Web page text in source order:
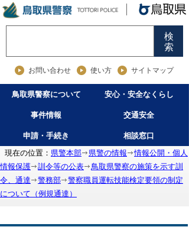
検
索
お問い合わせ 使い方 サイトマップ
鳥取県警察について 安心・安全なくらし
事件情報 交通安全
申請・手続き
相談窓口
現在の位置： 県警本部 県警の情報
情報公開・個人
情報保護
訓令等の公表
鳥取県警察の施策を示す訓
令、通達
警務部
警察職員運転技能検定要領の制定
について（例規通達）